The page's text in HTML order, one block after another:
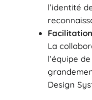
l’identité
La
l’équipe
Design